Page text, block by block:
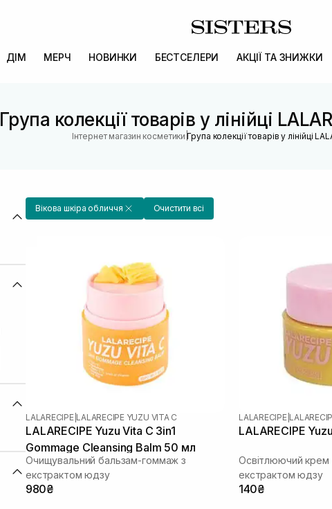
ДІМ МЕРЧ НОВИНКИ БЕСТСЕЛЕРИ АКЦІЇ ТА ЗНИЖКИ
Група колекції товарів у лінійці
Інтернет магазин косметики |Група колекції товарів у лінійці
Вікова шкіра обличчя Очистити всі
LALARECIPE LALARECIPE YUZU VITA C
LALARECIPE Yuzu Vita C 3in1
Gommage Cleansing Balm 50 мл
Очищувальний бальзам-гоммаж з
екстрактом юдзу
980₴
LALARECIPE
LALARECIPE
Освітлюючий крем
екстрактом юдзу
140₴